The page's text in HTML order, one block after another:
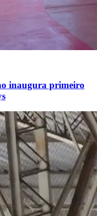
inaugura primeiro